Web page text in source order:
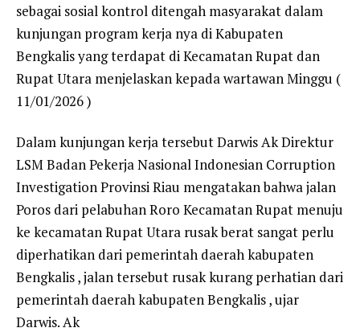
sebagai sosial kontrol ditengah masyarakat dalam
kunjungan program kerja nya di Kabupaten
Bengkalis yang terdapat di Kecamatan Rupat dan
Rupat Utara menjelaskan kepada wartawan Minggu (
11/01/2026 )
Dalam kunjungan kerja tersebut Darwis Ak Direktur
LSM Badan Pekerja Nasional Indonesian Corruption
Investigation Provinsi Riau mengatakan bahwa jalan
Poros dari pelabuhan Roro Kecamatan Rupat menuju
ke kecamatan Rupat Utara rusak berat sangat perlu
diperhatikan dari pemerintah daerah kabupaten
Bengkalis , jalan tersebut rusak kurang perhatian dari
pemerintah daerah kabupaten Bengkalis , ujar
Darwis. Ak